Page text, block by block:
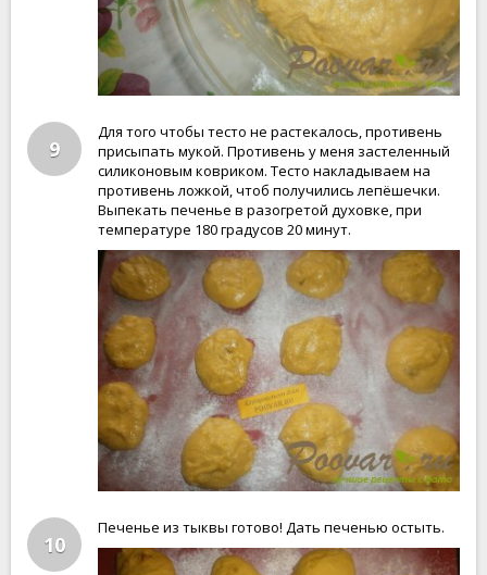
9
Для того чтобы тесто не растекалось, противень
присыпать мукой. Противень у меня застеленный
силиконовым ковриком. Тесто накладываем на
противень ложкой, чтоб получились лепёшечки.
Выпекать печенье в разогретой духовке, при
температуре 180 градусов 20 минут.
10
Печенье из тыквы готово! Дать печенью остыть.